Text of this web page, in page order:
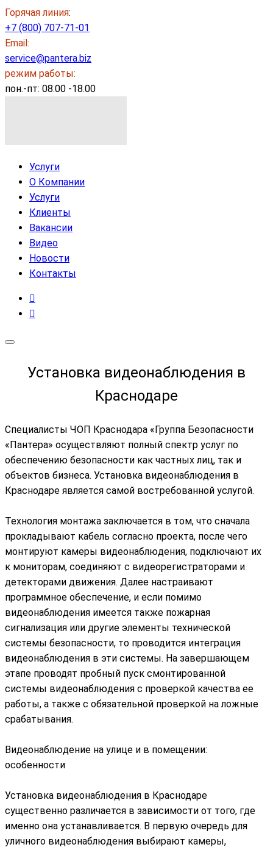
Горячая линия:
+7 (800) 707-71-01
Email:
service@pantera.biz
режим работы:
пон.-пт: 08.00 -18.00
Услуги
О Компании
Услуги
Клиенты
Вакансии
Видео
Новости
Контакты
Установка видеонаблюдения в
Краснодаре
Специалисты ЧОП Краснодара «Группа Безопасности
«Пантера» осуществляют полный спектр услуг по
обеспечению безопасности как частных лиц, так и
объектов бизнеса. Установка видеонаблюдения в
Краснодаре является самой востребованной услугой.
Технология монтажа заключается в том, что сначала
прокладывают кабель согласно проекта, после чего
монтируют камеры видеонаблюдения, подключают их
к мониторам, соединяют с видеорегистраторами и
детекторами движения. Далее настраивают
программное обеспечение, и если помимо
видеонаблюдения имеется также пожарная
сигнализация или другие элементы технической
системы безопасности, то проводится интеграция
видеонаблюдения в эти системы. На завершающем
этапе проводят пробный пуск смонтированной
системы видеонаблюдения с проверкой качества ее
работы, а также с обязательной проверкой на ложные
срабатывания.
Видеонаблюдение на улице и в помещении:
особенности
Установка видеонаблюдения в Краснодаре
существенно различается в зависимости от того, где
именно она устанавливается. В первую очередь для
уличного видеонаблюдения выбирают камеры,